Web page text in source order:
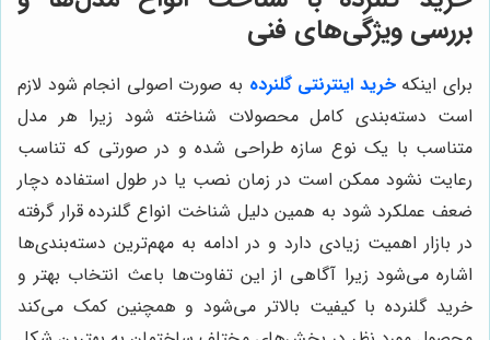
بررسی ویژگی‌های فنی
برای اینکهخرید اینترنتی گلنرده به صورت اصولی انجام شود لازم
است دسته‌بندی کامل محصولات شناخته شود زیرا هر مدل
متناسب با یک نوع سازه طراحی شده و در صورتی که تناسب
رعایت نشود ممکن است در زمان نصب یا در طول استفاده دچار
ضعف عملکرد شود به همین دلیل شناخت انواع گلنرده قرار گرفته
در بازار اهمیت زیادی دارد و در ادامه به مهم‌ترین دسته‌بندی‌ها
اشاره می‌شود زیرا آگاهی از این تفاوت‌ها باعث انتخاب بهتر و
خرید گلنرده با کیفیت بالاتر می‌شود و همچنین کمک می‌کند